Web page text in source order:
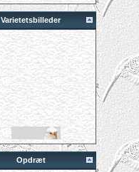
Varietetsbilleder
Opdræt